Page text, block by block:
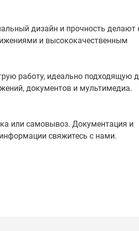
дизайн и прочность делают
и высококачественным
работу, идеально подходящую
документов и мультимедиа.
или самовывоз. Документация и
свяжитесь с нами.